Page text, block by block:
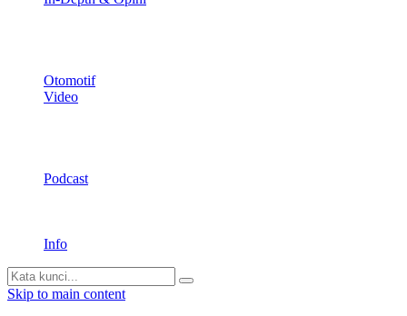
Otomotif
Video
Podcast
Info
Skip to main content